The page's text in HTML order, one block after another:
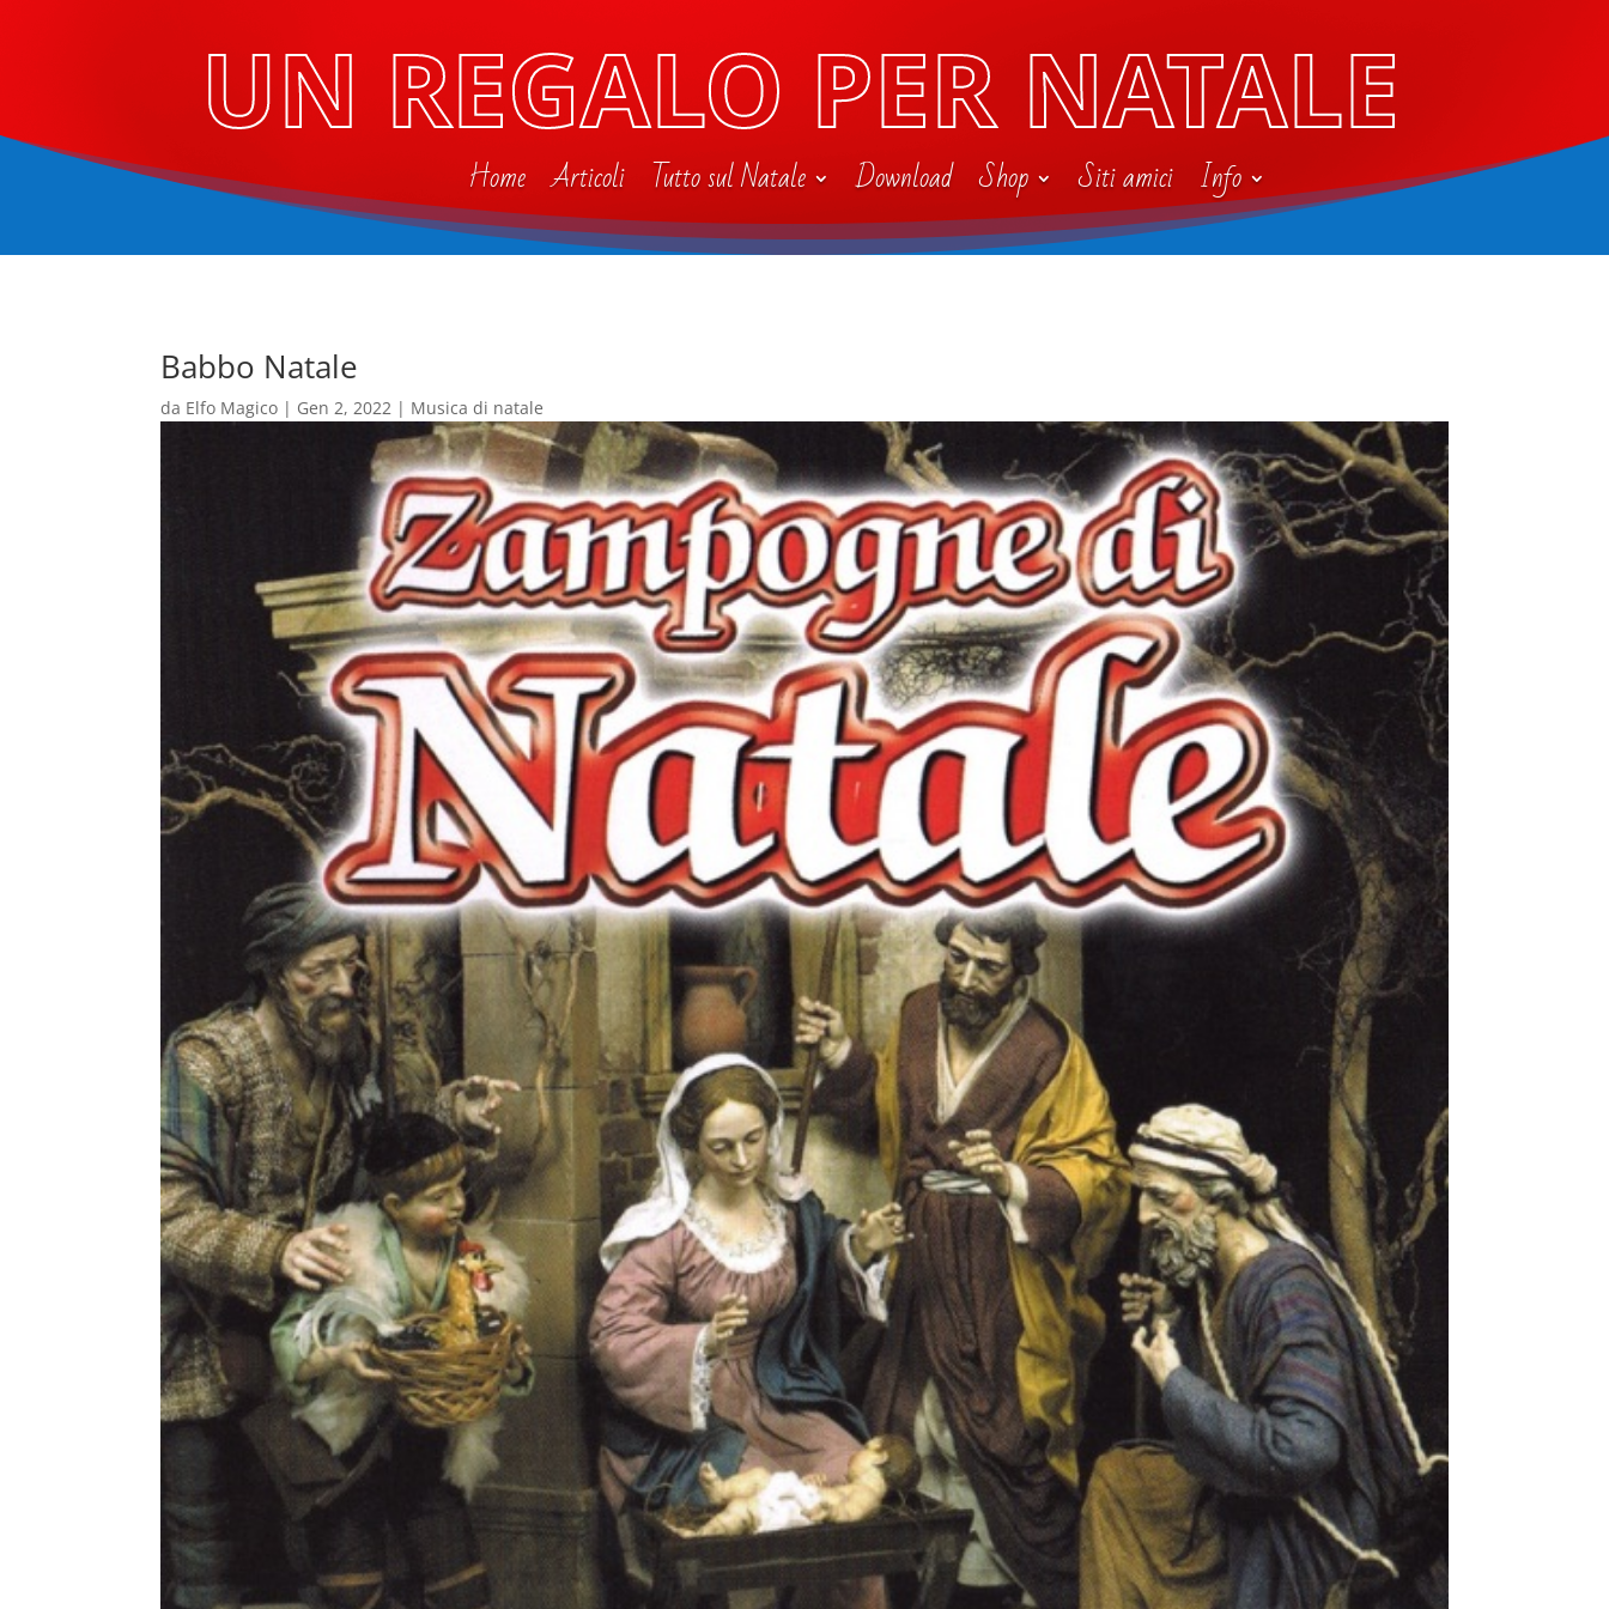
UN REGALO PER NATALE
Home Articoli Tutto sul Natale Download Shop Siti amici Info
Babbo Natale
da Elfo Magico | Gen 2, 2022 | Musica di natale